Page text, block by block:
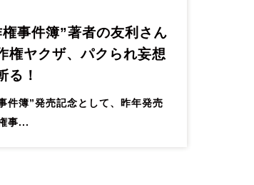
事件簿”著者の友利さん
権ヤクザ、パクられ妄想
る！
件簿”発売記念として、昨年発売
事...